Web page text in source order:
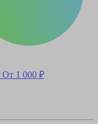
От 1 000 ₽